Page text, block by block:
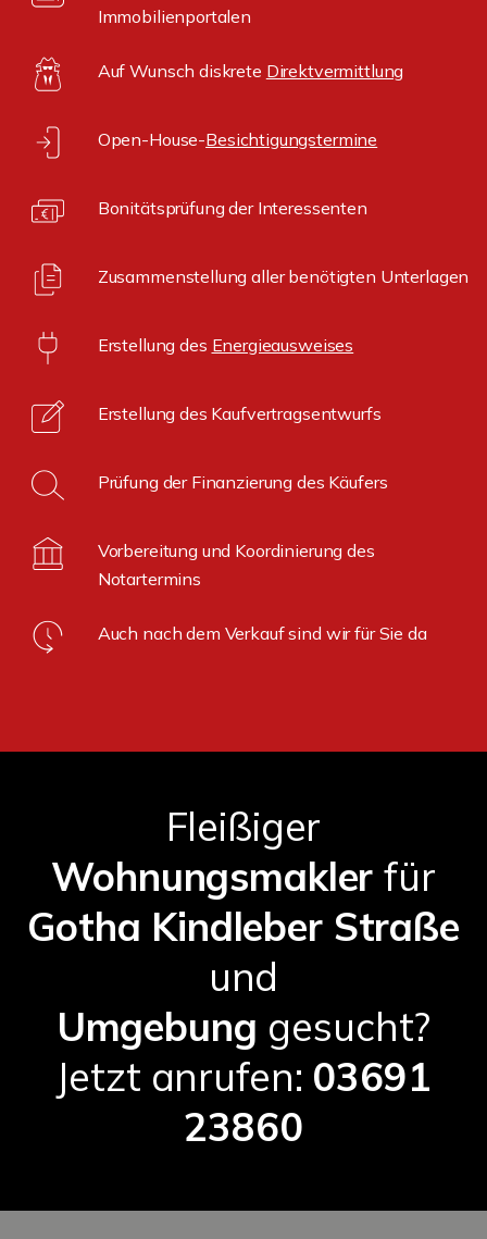
Immobilienportalen
Auf Wunsch diskrete Direktvermittlung
Open-House-Besichtigungstermine
Bonitätsprüfung der Interessenten
Zusammenstellung aller benötigten Unterlagen
Erstellung des Energieausweises
Erstellung des Kaufvertragsentwurfs
Prüfung der Finanzierung des Käufers
Vorbereitung und Koordinierung des
Notartermins
Auch nach dem Verkauf sind wir für Sie da
Fleißiger
Wohnungsmaklerfür
Gotha Kindleber Straße
und
Umgebung gesucht?
Jetzt anrufen: 03691
23860